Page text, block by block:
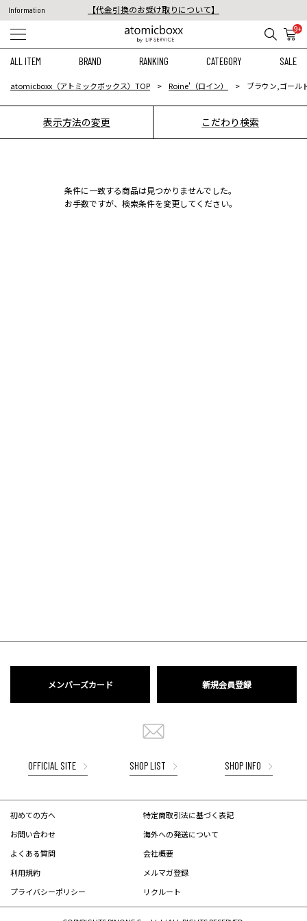
Information
【代金引換のお受け取りについて】
税込11,000円以上のご注文で送料無料！
9+
ALL ITEM BRAND RANKING CATEGORY SALE
atomicboxx（アトミックボックス）TOP Roine'（ロイン） ブラウン,ゴール
表示方法の変更 こだわり検索
条件に一致する商品は見つかりませんでした。
お手数ですが、検索条件を変更してください。
メンバーズカード 新規会員登録
OFFICIAL SITE SHOP LIST SHOP INFO
初めての方へ
お問い合わせ
よくある質問
利用規約
プライバシーポリシー
特定商取引法に基づく表記
海外への発送について
会社概要
メルマガ登録
リクルート